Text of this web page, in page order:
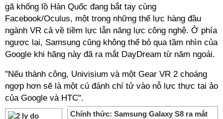
gã khổng lồ Hàn Quốc đang bắt tay cùng
Facebook/Oculus, một trong những thế lực hàng đầu
ngành VR cả về tiềm lực lẫn năng lực công nghệ. Ở phía
ngược lại, Samsung cũng không thể bỏ qua tầm nhìn của
Google khi hãng này đã ra mắt DayDream từ năm ngoái.
"Nếu thành công, Univisium và một Gear VR 2 choáng
ngợp hơn sẽ là một cú đánh chí tử vào nỗ lực thực tại ảo
của Google và HTC".
Chính thức: Samsung Galaxy S8 ra mắt